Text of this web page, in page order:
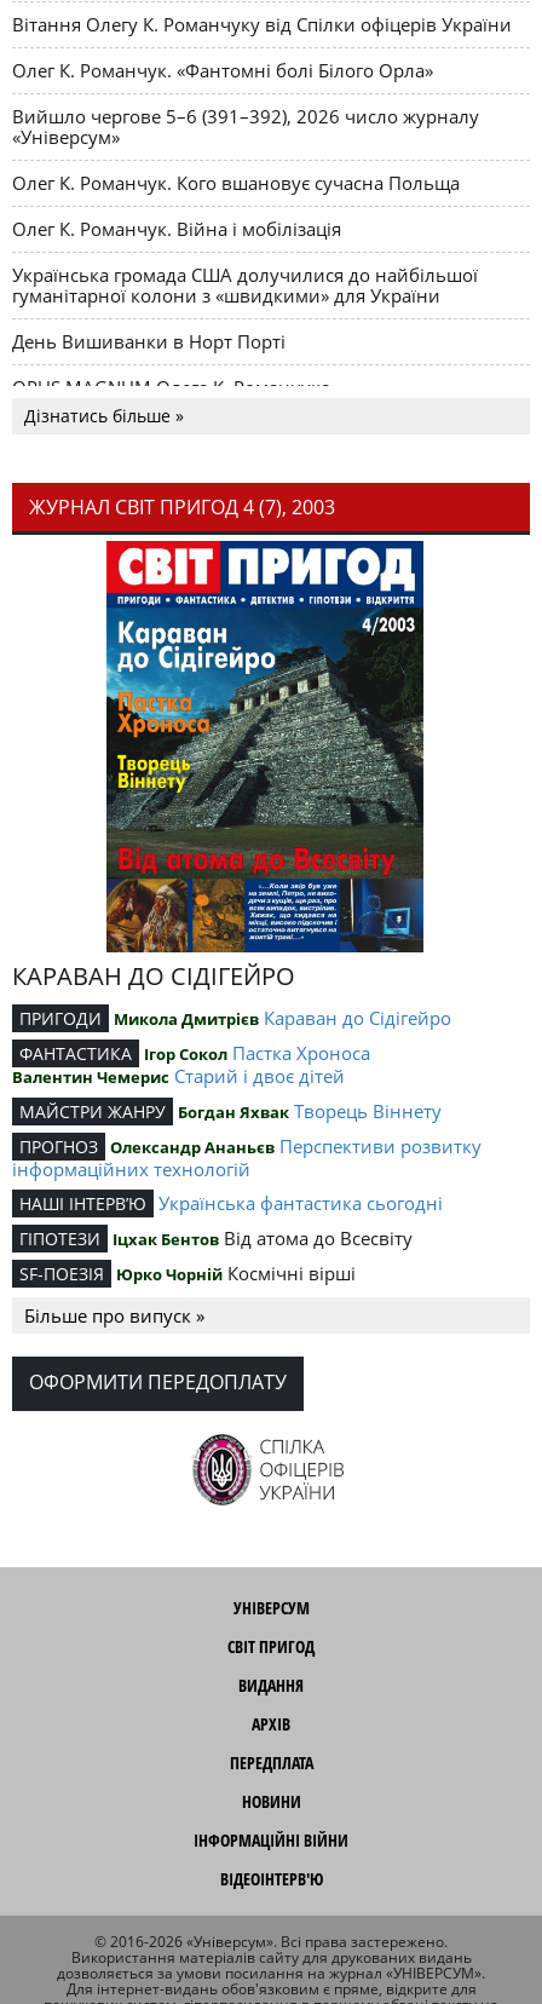
Вітання Олегу К. Романчуку від Спілки офіцерів України
Олег К. Романчук. «Фантомні болі Білого Орла»
Вийшло чергове 5–6 (391–392), 2026 число журналу
«Універсум»
Олег К. Романчук. Кого вшановує сучасна Польща
Олег К. Романчук. Війна і мобілізація
Українська громада США долучилися до найбільшої
гуманітарної колони з «швидкими» для України
День Вишиванки в Норт Порті
OPUS MAGNUM Олега К. Романчука
Дізнатись більше »
ЖУРНАЛ СВІТ ПРИГОД 4 (7), 2003
КАРАВАН ДО СІДІГЕЙРО
ПРИГОДИ Микола Дмитрієв Караван до Сідігейро
ФАНТАСТИКА Ігор Сокол Пастка Хроноса
Валентин Чемерис Старий і двоє дітей
МАЙСТРИ ЖАНРУ Богдан Яхвак Творець Віннету
ПРОГНОЗ Олександр Ананьєв Перспективи розвитку
інформаційних технологій
НАШІ ІНТЕРВ’Ю Українська фантастика сьогодні
ГІПОТЕЗИ Іцхак Бентов Від атома до Всесвіту
SF-ПОЕЗІЯ Юрко Чорній Космічні вірші
Більше про випуск »
ОФОРМИТИ ПЕРЕДОПЛАТУ
УНІВЕРСУМ
СВІТ ПРИГОД
ВИДАННЯ
АРХІВ
ПЕРЕДПЛАТА
НОВИНИ
ІНФОРМАЦІЙНІ ВІЙНИ
ВІДЕОІНТЕРВ'Ю
© 2016-2026 «Універсум». Всі права застережено.
Використання матеріалів сайту для друкованих видань
дозволяється за умови посилання на журнал «УНІВЕРСУМ».
Для інтернет-видань обов'язковим є пряме, відкрите для